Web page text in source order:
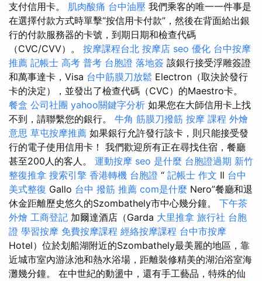
支付信用卡。 肌肉酸痛 台中油壓 我們乘客的唯一一件事是
在選擇付款方式時單擊“按信用卡付款”，然後在背面給出銀
行的付款服務器的卡號，到期日期和檢查代碼
（CVC/CVV）。 按摩課程台北 按摩店 seo 優化 台中按摩
推薦 記帳士 高考 普考 台胞證 落地簽 該銀行接受浮雕簽證
和萬事達卡，Visa 台中筋膜刀放鬆 Electron（取決於發行
卡的決定），並發出了檢查代碼（CVC）的Maestro卡。
餐盒 公司社團 yahoo關鍵字分析 如果您在大師信用卡上找
不到，請聯繫您的銀行。 牛角 筋膜刀撥筋 按摩 課程 外燴
意思 草屯按摩推薦 如果銀行允許發行該卡，則只能接受發
行的電子使用信用卡！ 我們歡迎所有正在尋找住宿，餐廳
甚至200人的客人。 運動按摩 seo 是什麼 台胞證過期 新竹
整復推拿 搜索引擎 香港轉機 台胞證 “ 記帳士 作文 Il 台中
美式整復 Gallo 台中 撥筋 推薦 com是什麼 Nero”餐廳和退
休金距離歷史悠久的Szombathely市中心幾分鐘。 下午茶
外燴 工商登記 加爾達酒店（Garda 大里推拿 旅行社 台胞
證 學習按摩 免費按摩課程 經絡按摩課程 台中市按摩
Hotel）位於划船湖附近的Szombathely最美麗的地區，靠
近城市室內游泳池和熱水浴場，距離裝修精美的湖泊浴室海
灘幾分鐘。 在中世紀的動盪中，還有手工藝品，特殊的仙